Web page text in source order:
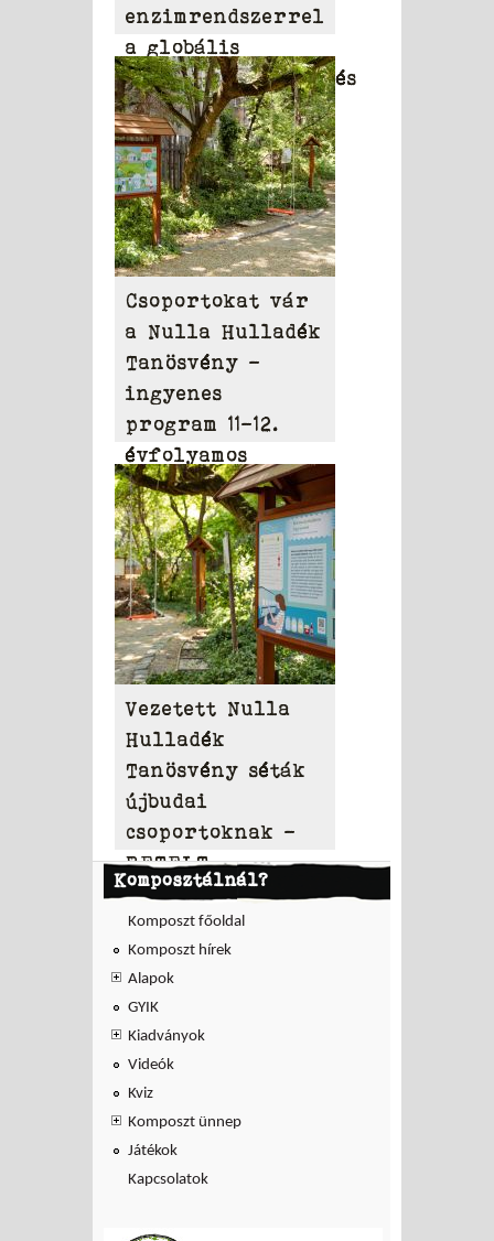
enzimrendszerrel
a globális
környezetszennyezés
ellen
Csoportokat vár
a Nulla Hulladék
Tanösvény –
ingyenes
program 11-12.
évfolyamos
diákoknak
Vezetett Nulla
Hulladék
Tanösvény séták
újbudai
csoportoknak –
BETELT
Komposztálnál?
Komposzt főoldal
Komposzt hírek
Alapok
GYIK
Kiadványok
Videók
Kviz
Komposzt ünnep
Játékok
Kapcsolatok